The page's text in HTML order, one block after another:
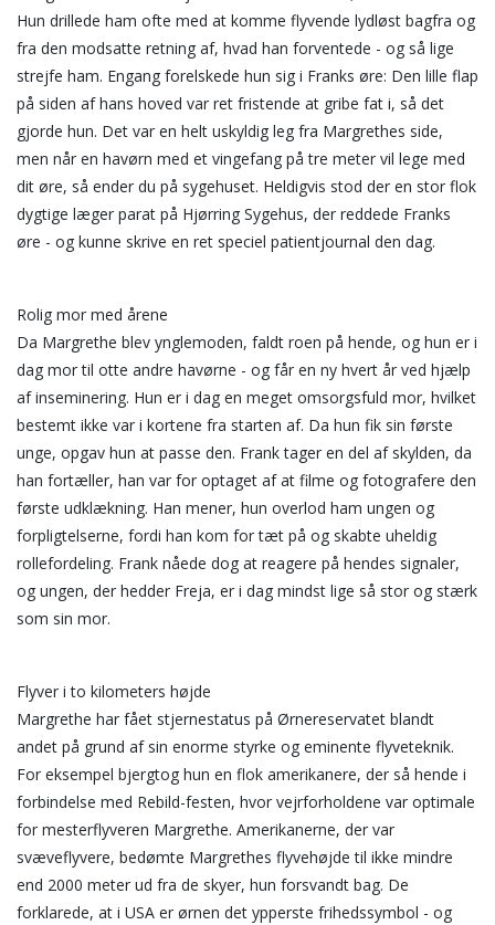
Hun drillede ham ofte med at komme flyvende lydløst bagfra og
fra den modsatte retning af, hvad han forventede - og så lige
strejfe ham. Engang forelskede hun sig i Franks øre: Den lille flap
på siden af hans hoved var ret fristende at gribe fat i, så det
gjorde hun. Det var en helt uskyldig leg fra Margrethes side,
men når en havørn med et vingefang på tre meter vil lege med
dit øre, så ender du på sygehuset. Heldigvis stod der en stor flok
dygtige læger parat på Hjørring Sygehus, der reddede Franks
øre - og kunne skrive en ret speciel patientjournal den dag.
Rolig mor med årene
Da Margrethe blev ynglemoden, faldt roen på hende, og hun er i
dag mor til otte andre havørne - og får en ny hvert år ved hjælp
af inseminering. Hun er i dag en meget omsorgsfuld mor, hvilket
bestemt ikke var i kortene fra starten af. Da hun fik sin første
unge, opgav hun at passe den. Frank tager en del af skylden, da
han fortæller, han var for optaget af at filme og fotografere den
første udklækning. Han mener, hun overlod ham ungen og
forpligtelserne, fordi han kom for tæt på og skabte uheldig
rollefordeling. Frank nåede dog at reagere på hendes signaler,
og ungen, der hedder Freja, er i dag mindst lige så stor og stærk
som sin mor.
Flyver i to kilometers højde
Margrethe har fået stjernestatus på Ørnereservatet blandt
andet på grund af sin enorme styrke og eminente flyveteknik.
For eksempel bjergtog hun en flok amerikanere, der så hende i
forbindelse med Rebild-festen, hvor vejrforholdene var optimale
for mesterflyveren Margrethe. Amerikanerne, der var
svæveflyvere, bedømte Margrethes flyvehøjde til ikke mindre
end 2000 meter ud fra de skyer, hun forsvandt bag. De
forklarede, at i USA er ørnen det ypperste frihedssymbol - og